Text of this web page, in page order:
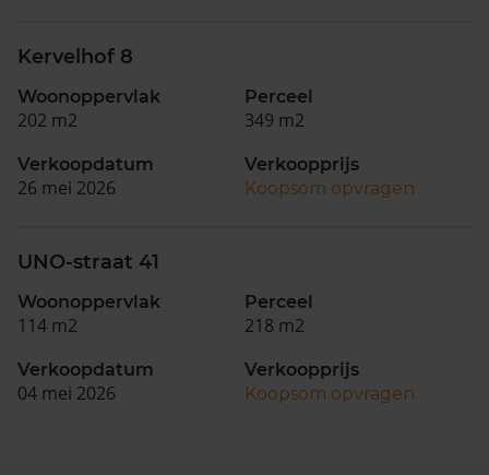
Kervelhof 8
Woonoppervlak
202 m2
Perceel
349 m2
Verkoopdatum
26 mei 2026
Verkoopprijs
Koopsom opvragen
UNO-straat 41
Woonoppervlak
114 m2
Perceel
218 m2
Verkoopdatum
04 mei 2026
Verkoopprijs
Koopsom opvragen